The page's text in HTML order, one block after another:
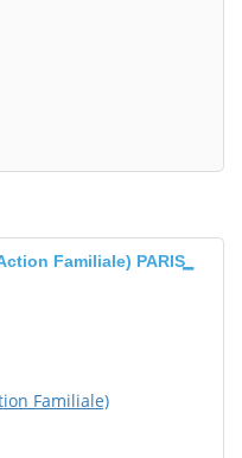
Familiale) PARIS
Familiale)